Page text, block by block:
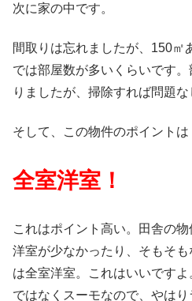
次に家の中です。
間取りは忘れましたが、150㎡
では部屋数が多いくらいです
りましたが、掃除すれば問題な
そして、この物件のポイントは
全室洋室！
これはポイント高い。田舎の物
洋室が少なかったり、そもそ
は全室洋室。これはいいです
ではなくスーモなので、やは